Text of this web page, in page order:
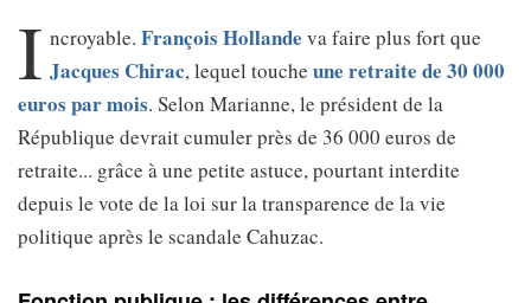
I ncroyable.François Hollande va faire plus fort que
Jacques Chirac, lequel toucheune retraite de 30 000
euros par mois. Selon Marianne, le président de la
République devrait cumuler près de 36 000 euros de
retraite... grâce à une petite astuce, pourtant interdite
depuis le vote de la loi sur la transparence de la vie
politique après le scandale Cahuzac.